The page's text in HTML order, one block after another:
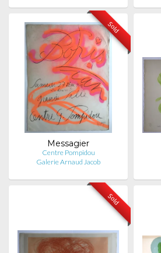
Sold
Messagier
Centre Pompidou
Galerie Arnaud Jacob
Sold